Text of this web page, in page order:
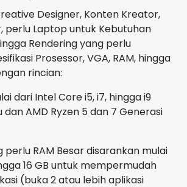
Designer, Konten Kreator,
perlu Laptop untuk Kebutuhan
Rendering yang perlu
Prosessor, VGA, RAM, hingga
rincian:
dari Intel Core i5, i7, hingga i9
AMD Ryzen 5 dan 7 Generasi
RAM Besar disarankan mulai
16 GB untuk mempermudah
(buka 2 atau lebih aplikasi